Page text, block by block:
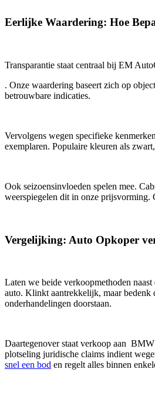
Eerlijke Waardering: Hoe
Transparantie staat centraal bij EM
. Onze waardering baseert zich op
betrouwbare indicaties.
Vervolgens wegen specifieke
exemplaren. Populaire kleuren als
Ook seizoensinvloeden spelen mee.
weerspiegelen dit in onze prijsvorming.
Vergelijking: Auto Opkoper
Laten we beide verkoopmethoden
auto. Klinkt aantrekkelijk, maar bedenk
onderhandelingen doorstaan.
Daartegenover staat verkoop aan
plotseling juridische claims indient
snel een bod en regelt alles binnen